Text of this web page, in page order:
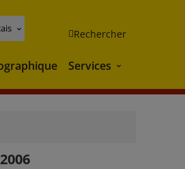
Rechercher
Services Services